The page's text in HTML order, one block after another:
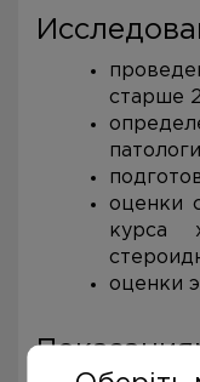
старше
оценки
курса
оценки